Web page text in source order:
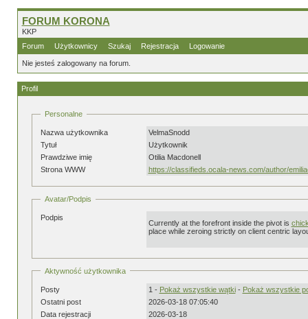
FORUM KORONA
KKP
Forum
Użytkownicy Szukaj Rejestracja Logowanie
Nie jesteś zalogowany na forum.
Profil
Personalne
Nazwa użytkownika
VelmaSnodd
Tytuł
Użytkownik
Prawdziwe imię
Otilia Macdonell
Strona WWW
https://classifieds.ocala-news.com/author/
Avatar/Podpis
Podpis
Currently at the forefront inside the pivot is
place while zeroing strictly on client centric
Aktywność użytkownika
Posty 1 - Pokaż wszystkie wątki- Pokaż wszystkie
Ostatni post
2026-03-18 07:05:40
Data rejestracji
2026-03-18